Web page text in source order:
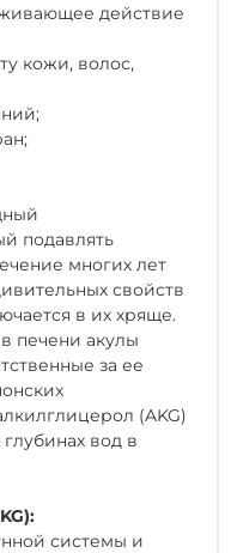
действие
кожи, волос,
подавлять
многих лет
свойств
в их хряще.
печени акулы
за ее
(AKG)
вод в
системы и